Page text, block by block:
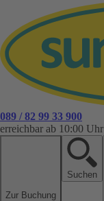
089 / 82 99 33 900
erreichbar ab 10:00 Uhr
Zur Buchung
Suchen